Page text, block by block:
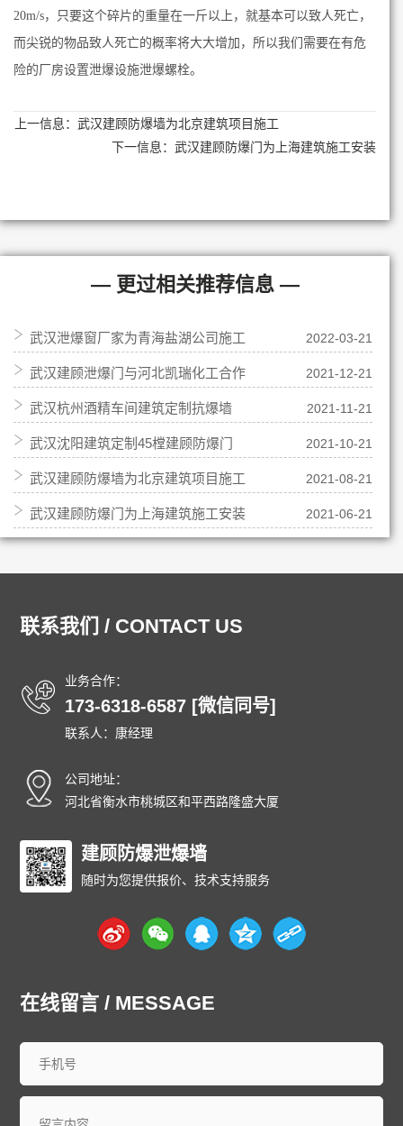
20m/s，只要这个碎片的重量在一斤以上，就基本可以致人死亡，
而尖锐的物品致人死亡的概率将大大增加，所以我们需要在有危
险的厂房设置泄爆设施泄爆螺栓。
上一信息： 武汉建顾防爆墙为北京建筑项目施工
下一信息：武汉建顾防爆门为上海建筑施工安装
— 更过相关推荐信息 —
武汉泄爆窗厂家为青海盐湖公司施工 2022-03-21
武汉建顾泄爆门与河北凯瑞化工合作 2021-12-21
武汉杭州酒精车间建筑定制抗爆墙 2021-11-21
武汉沈阳建筑定制45樘建顾防爆门 2021-10-21
武汉建顾防爆墙为北京建筑项目施工 2021-08-21
武汉建顾防爆门为上海建筑施工安装 2021-06-21
联系我们 / CONTACT US
业务合作：
173-6318-6587 [微信同号]
联系人：康经理
公司地址：
河北省衡水市桃城区和平西路隆盛大厦
建顾防爆泄爆墙
随时为您提供报价、技术支持服务
在线留言 / MESSAGE